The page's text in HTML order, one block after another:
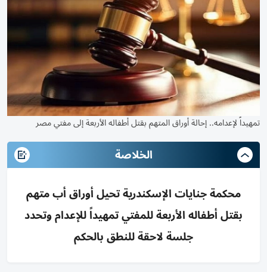
تمهيداً لإعدامه.. إحالة أوراق المتهم بقتل أطفاله الأربعة إلى مفتي مصر
الخلاصة
محكمة جنايات الإسكندرية تحيل أوراق أب متهم
بقتل أطفاله الأربعة للمفتي تمهيداً للإعدام وتحدد
جلسة لاحقة للنطق بالحكم